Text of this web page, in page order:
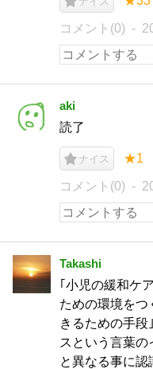
コメント(0)
aki
読了
ナイス ★1
コメント(0)
Takashi
｢小児の緩和ケ
ための環境をつ
きるための手
スという言葉
と異なる事に認